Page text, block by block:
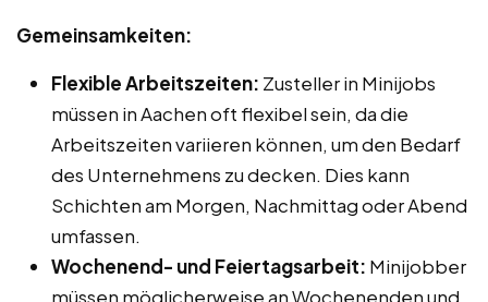
Gemeinsamkeiten:
Flexible Arbeitszeiten: Zusteller in Minijobs
müssen in Aachen oft flexibel sein, da die
Arbeitszeiten variieren können, um den Bedarf
des Unternehmens zu decken. Dies kann
Schichten am Morgen, Nachmittag oder Abend
umfassen.
Wochenend- und Feiertagsarbeit: Minijobber
müssen möglicherweise an Wochenenden und